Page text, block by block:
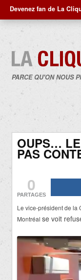
Devenez fan de La
PARCE QU'ON NOUS
OUPS… LE
PAS
0
PARTAGES
Le vice-président de la
Montréal se voit